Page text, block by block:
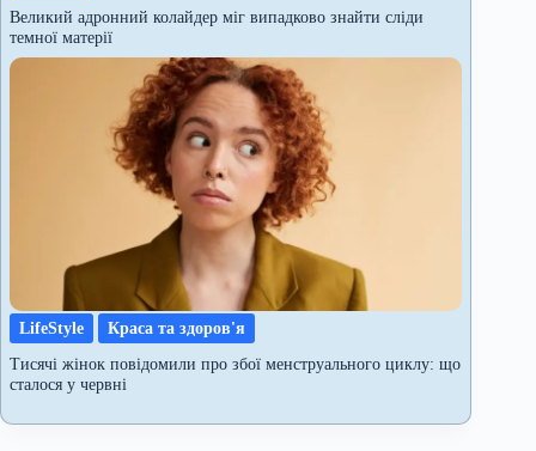
Великий адронний колайдер міг випадково знайти сліди
темної матерії
LifeStyle
Краса та здоров'я
Тисячі жінок повідомили про збої менструального циклу: що
сталося у червні